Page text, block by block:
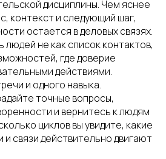
дисциплины. Чем яснее
контекст и следующий шаг,
остается в деловых связях.
людей не как список контактов,
где доверие
действиями.
и одного навыка.
точные вопросы,
и вернитесь к людям
циклов вы увидите, какие
связи действительно двигают